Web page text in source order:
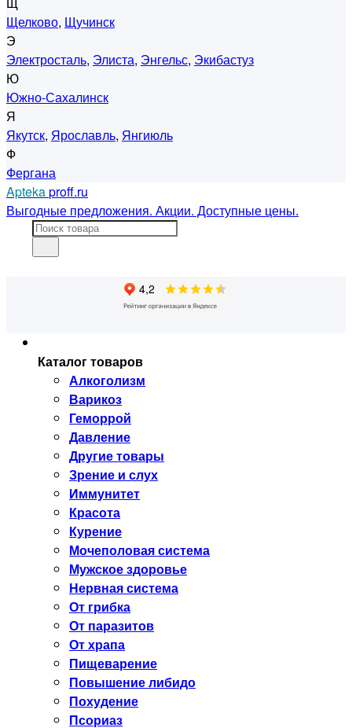
Щелково, Щучинск
Э
Электросталь, Элиста, Энгельс, Экибастуз
Ю
Южно-Сахалинск
Я
Якутск, Ярославль, Янгиюль
Ф
Фергана
Aptekaproff.ru
Выгодные предложения. Акции. Доступные цены.
Каталог товаров
Алкоголизм
Варикоз
Геморрой
Давление
Другие товары
Зрение и слух
Иммунитет
Красота
Курение
Мочеполовая система
Мужское здоровье
Нервная система
От грибка
От паразитов
От храпа
Пищеварение
Повышение либидо
Похудение
Псориаз